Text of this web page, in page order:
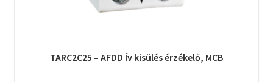
TARC2C25 – AFDD Ív kisülés érzékelő, MCB